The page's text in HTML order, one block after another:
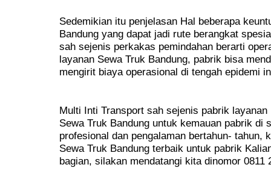
Sedemikian itu penjelasan Hal beberapa
Bandung yang dapat jadi rute berangkat
sah sejenis perkakas pemindahan berarti
layanan Sewa Truk Bandung, pabrik bisa
mengirit biaya operasional di tengah epidemi
Multi Inti Transport sah sejenis pabrik
Sewa Truk Bandung untuk kemauan pabrik di
profesional dan pengalaman bertahun- tahun,
Sewa Truk Bandung terbaik untuk pabrik
bagian, silakan mendatangi kita dinomor 0811